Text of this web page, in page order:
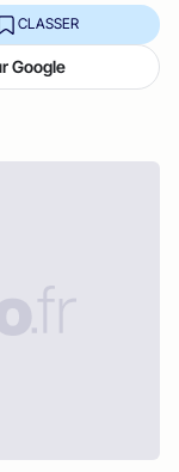
CLASSER
Google